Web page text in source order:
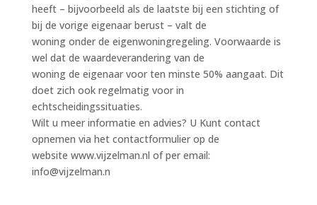
heeft – bijvoorbeeld als de laatste bij een stichting of
bij de vorige eigenaar berust – valt de
woning onder de eigenwoningregeling. Voorwaarde is
wel dat de waardeverandering van de
woning de eigenaar voor ten minste 50% aangaat. Dit
doet zich ook regelmatig voor in
echtscheidingssituaties.
Wilt u meer informatie en advies? U Kunt contact
opnemen via het contactformulier op de
website www.vijzelman.nl of per email:
info@vijzelman.n